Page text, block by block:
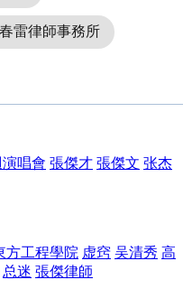
春雷律師事務所
唱會 張傑才 張傑文 张杰
方工程學院 虚窍 吴清秀 高
总迷 張傑律師